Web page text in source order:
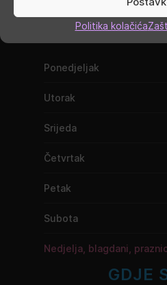
Politika kolačića
RADNO
Ponedjeljak
Utorak
Srijeda
Četvrtak
Petak
Subota
Nedjelja, blagdani,
GDJE